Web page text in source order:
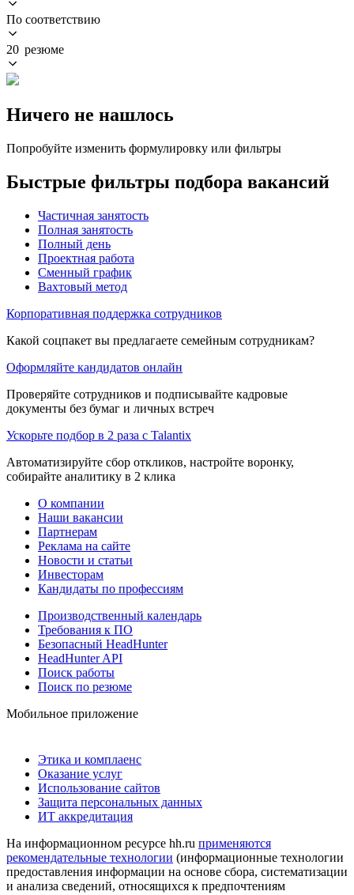
По соответствию
20 резюме
Ничего не нашлось
Попробуйте изменить формулировку или фильтры
Быстрые фильтры подбора вакансий
Частичная занятость
Полная занятость
Полный день
Проектная работа
Сменный график
Вахтовый метод
Корпоративная поддержка сотрудников
Какой соцпакет вы предлагаете семейным сотрудникам?
Оформляйте кандидатов онлайн
Проверяйте сотрудников и подписывайте кадровые
документы без бумаг и личных встреч
Ускорьте подбор в 2 раза с Talantix
Автоматизируйте сбор откликов, настройте воронку,
собирайте аналитику в 2 клика
О компании
Наши вакансии
Партнерам
Реклама на сайте
Новости и статьи
Инвесторам
Кандидаты по профессиям
Производственный календарь
Требования к ПО
Безопасный HeadHunter
HeadHunter API
Поиск работы
Поиск по резюме
Мобильное приложение
Этика и комплаенс
Оказание услуг
Использование сайтов
Защита персональных данных
ИТ аккредитация
На информационном ресурсе hh.ru применяются
рекомендательные технологии (информационные технологии
предоставления информации на основе сбора, систематизации
и анализа сведений, относящихся к предпочтениям